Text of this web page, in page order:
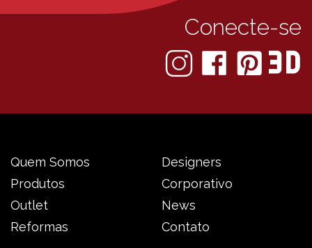
Conecte-se
Quem Somos
Produtos
Outlet
Reformas
Designers
Corporativo
News
Contato